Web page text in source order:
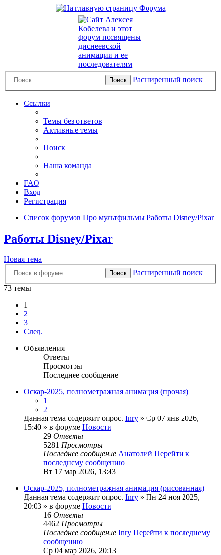
Поиск Расширенный поиск
Ссылки
Темы без ответов
Активные темы
Поиск
Наша команда
FAQ
Вход
Регистрация
Список форумов Про мультфильмы Работы Disney/Pixar
Работы Disney/Pixar
Новая тема
Поиск
Расширенный поиск
73 темы
1
2
3
След.
Объявления
Ответы
Просмотры
Последнее сообщение
Оскар-2025, полнометражная анимация (прочая)
1
2
Данная тема содержит опрос. Inry » Ср 07 янв 2026,
15:40 » в форуме Новости
29 Ответы
5281 Просмотры
Последнее сообщение Анатолий Перейти к
последнему сообщению
Вт 17 мар 2026, 13:43
Оскар-2025, полнометражная анимация (рисованная)
Данная тема содержит опрос. Inry » Пн 24 ноя 2025,
20:03 » в форуме Новости
16 Ответы
4462 Просмотры
Последнее сообщение Inry Перейти к последнему
сообщению
Ср 04 мар 2026, 20:13